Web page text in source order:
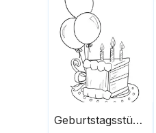
Geburtstagsstück Kuchen